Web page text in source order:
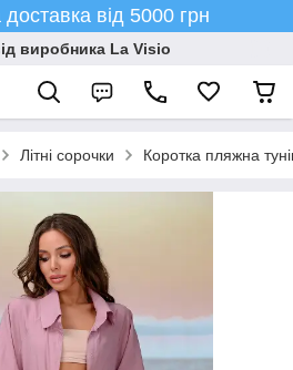
від 5000 грн
виробника La Visio
Літні сорочки Коротка пляжна